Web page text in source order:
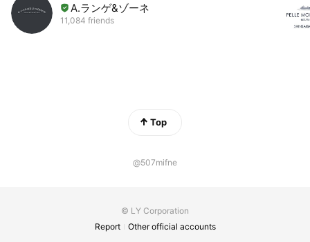
A.ランゲ&ゾーネ
11,084 friends
Top
@507mifne
© LY Corporation
Report
Other official accounts